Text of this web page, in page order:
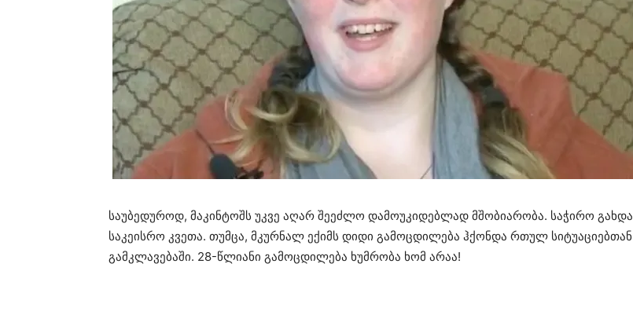
საუბედუროდ, მაკინტოშს უკვე აღარ შეეძლო დამოუკიდებლად მშობიარობა. საჭირო გახდა
საკეისრო კვეთა. თუმცა, მკურნალ ექიმს დიდი გამოცდილება ჰქონდა რთულ სიტუაციებთან
გამკლავებაში. 28-წლიანი გამოცდილება ხუმრობა ხომ არაა!